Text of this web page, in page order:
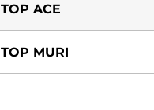
TOP ACE
TOP MURI